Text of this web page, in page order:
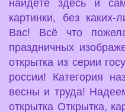
картинки, без
Вас! Всё что
праздничных
открытка из серии
россии! Категория
весны и труда!
открытка Открытка,